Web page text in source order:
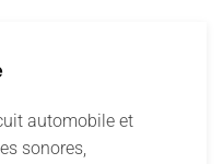
automobile et
sonores,